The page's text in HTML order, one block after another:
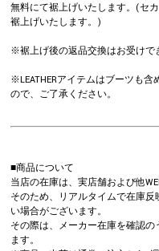
無料にて裾上げいたします。(セ
裾上げいたします。)
※裾上げ後の返品交換はお受けで
※LEATHERアイテムはブーツも
ので、ご了承ください。
■商品について
当店の在庫は、実店舗および他
そのため、リアルタイムで在庫
い場合がございます。
その際は、メーカー在庫を確認
ます。